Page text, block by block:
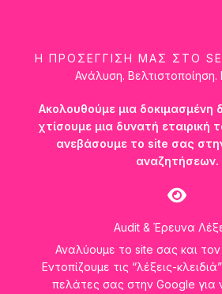
Η ΠΡΟΣΕΓΓΙΣΗ ΜΑΣ ΣΤΟ
Ανάλυση. Βελτιστοποίηση.
Ακολουθούμε μια δοκιμασμένη
χτίσουμε μια δυνατή εταιρική
ανεβάσουμε το site σας
αναζητήσεων.
Audit & Έρευνα
Αναλύουμε το site σας και
Εντοπίζουμε τις “λέξεις-
πελάτες σας στην Google για